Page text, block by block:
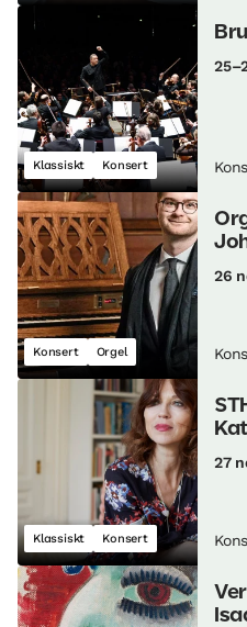
Klassiskt Konsert
Konsert Orgel
26
Klassiskt Konsert
27